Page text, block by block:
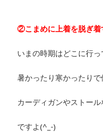
②こまめに上着を脱ぎ着
いまの時期はどこに行っ
暑かったり寒かったりで
カーディガンやストー
ですよ(^_-)